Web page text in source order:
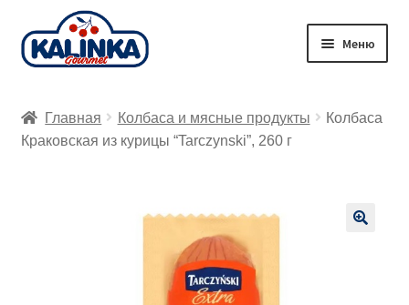
Перейти
к
Перейти
к
Меню
Заказ онлайн
Главная Колбаса и мясные продукты
Колбаса
Краковская из курицы “Tarczynski”, 260 г